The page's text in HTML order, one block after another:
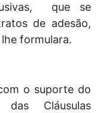
que se
de adesão,
formulara.
o suporte do
Cláusulas